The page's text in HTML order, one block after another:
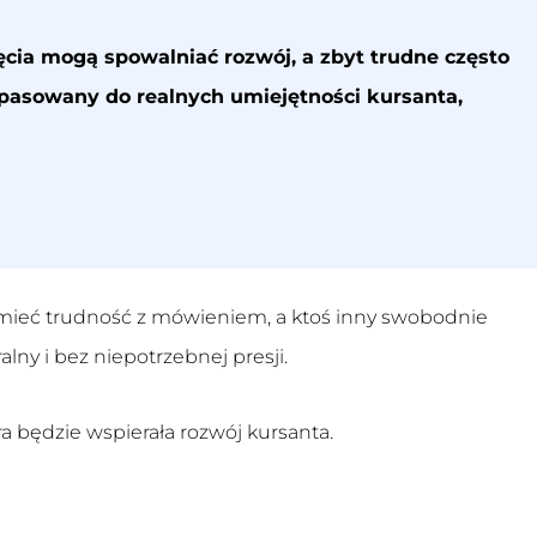
mogą spowalniać rozwój, a zbyt trudne często
do realnych umiejętności kursanta,
trudność z mówieniem, a ktoś inny swobodnie
i bez niepotrzebnej presji.
wspierała rozwój kursanta.